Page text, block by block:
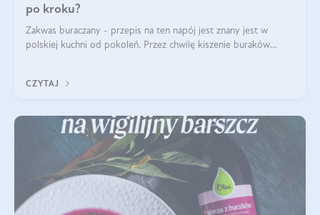
po kroku?
Zakwas buraczany - przepis na ten napój jest znany jest w
polskiej kuchni od pokoleń. Przez chwilę kiszenie buraków
CZYTAJ